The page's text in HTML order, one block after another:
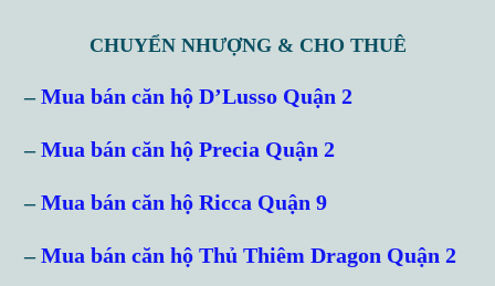
CHUYỂN NHƯỢNG & CHO THUÊ
–Mua bán căn hộ D’Lusso Quận 2
–Mua bán căn hộ Precia Quận 2
–Mua bán căn hộ Ricca Quận 9
–Mua bán căn hộ Thủ Thiêm Dragon Quận 2
Log in
Don't have an account?Sign Up
Password